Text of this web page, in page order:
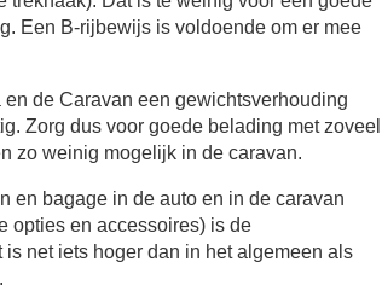
Een B-rijbewijs is voldoende om er mee
de Caravan een gewichtsverhouding
Zorg dus voor goede belading met zoveel
zo weinig mogelijk in de caravan.
en bagage in de auto en in de caravan
opties en accessoires) is de
net iets hoger dan in het algemeen als